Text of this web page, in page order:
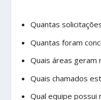
Quantas
Quantas foram
Quais áreas geram
Quais chamados
Qual equipe possui